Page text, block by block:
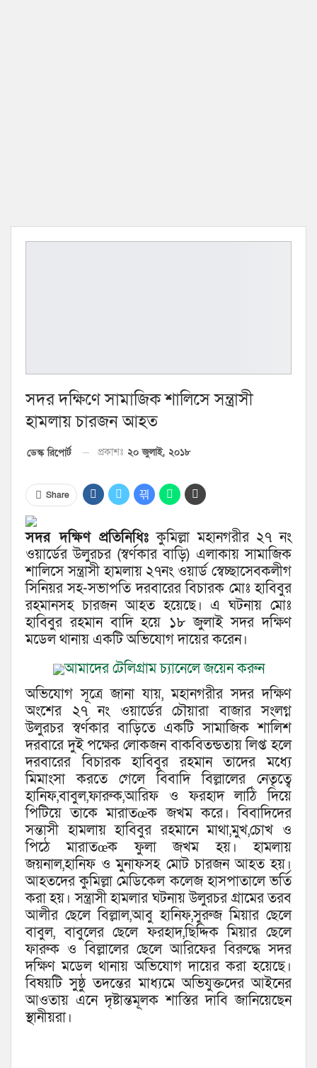
সদর দক্ষিণে সামাজিক শালিসে সন্ত্রাসী
হামলায় চারজন আহত
ডেস্ক রিপোর্ট প্রকাশঃ ২০ জুলাই, ২০১৮
Share
সদর দক্ষিণ প্রতিনিধিঃ কুমিল্লা মহানগরীর ২৭ নং
ওয়ার্ডের উলুরচর (স্বর্ণকার বাড়ি) এলাকায় সামাজিক
শালিসে সন্ত্রাসী হামলায় ২৭নং ওয়ার্ড স্বেচ্ছাসেবকলীগ
সিনিয়র সহ-সভাপতি দরবারের বিচারক মোঃ হাবিবুর
রহমানসহ চারজন আহত হয়েছে। এ ঘটনায় মোঃ
হাবিবুর রহমান বাদি হয়ে ১৮ জুলাই সদর দক্ষিণ
মডেল থানায় একটি অভিযোগ দায়ের করেন।
আমাদের টেলিগ্রাম চ্যানেলে জয়েন করুন
অভিযোগ সূত্রে জানা যায়, মহানগরীর সদর দক্ষিণ
অংশের ২৭ নং ওয়ার্ডের চৌয়ারা বাজার সংলগ্ন
উলুরচর স্বর্ণকার বাড়িতে একটি সামাজিক শালিশ
দরবারে দুই পক্ষের লোকজন বাকবিতন্ডতায় লিপ্ত হলে
দরবারের বিচারক হাবিবুর রহমান তাদের মধ্যে
মিমাংসা করতে গেলে বিবাদি বিল্লালের নেতৃত্বে
হানিফ,বাবুল,ফারুক,আরিফ ও ফরহাদ লাঠি দিয়ে
পিটিয়ে তাকে মারাতœক জখম করে। বিবাদিদের
সন্তাসী হামলায় হাবিবুর রহমানে মাথা,মুখ,চোখ ও
পিঠে মারাতœক ফুলা জখম হয়। হামলায়
জয়নাল,হানিফ ও মুনাফসহ মোট চারজন আহত হয়।
আহতদের কুমিল্লা মেডিকেল কলেজ হাসপাতালে ভর্তি
করা হয়। সন্ত্রাসী হামলার ঘটনায় উলুরচর গ্রামের তরব
আলীর ছেলে বিল্লাল,আবু হানিফ,সুরুজ মিয়ার ছেলে
বাবুল, বাবুলের ছেলে ফরহাদ,ছিদ্দিক মিয়ার ছেলে
ফারুক ও বিল্লালের ছেলে আরিফের বিরুদ্ধে সদর
দক্ষিণ মডেল থানায় অভিযোগ দায়ের করা হয়েছে।
বিষয়টি সুষ্ঠু তদন্তের মাধ্যমে অভিযুক্তদের আইনের
আওতায় এনে দৃষ্টান্তমূলক শাস্তির দাবি জানিয়েছেন
স্থানীয়রা।